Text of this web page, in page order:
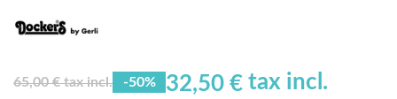
65,00 € tax incl. -50% 32,50 € tax incl.